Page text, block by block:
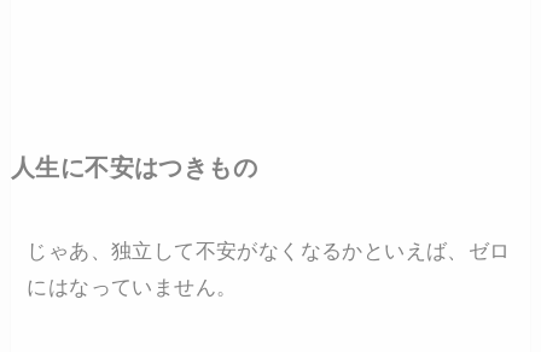
人生に不安はつきもの
じゃあ、独立して不安がなくなるかといえば、ゼロ
にはなっていません。